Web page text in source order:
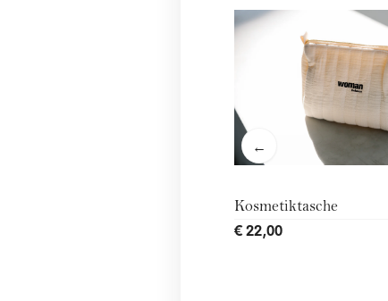
←
Kosmetiktasche
€ 22,00